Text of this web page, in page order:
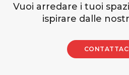
Vuoi arredare i tuoi
ispirare dalle